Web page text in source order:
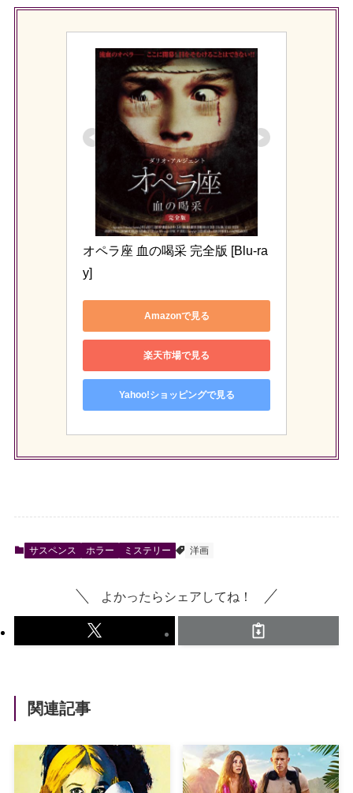
オペラ座 血の喝采 完全版 [Blu-ra
y]
Amazonで見る
楽天市場で見る
Yahoo!ショッピングで見る
サスペンス ホラー ミステリー 洋画
よかったらシェアしてね！
関連記事